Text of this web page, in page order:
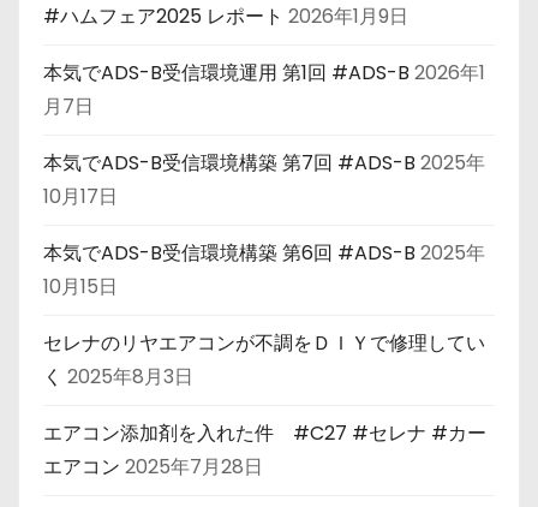
#ハムフェア2025 レポート 2026年1月9日
本気でADS-B受信環境運用 第1回 #ADS-B 2026年1
月7日
本気でADS-B受信環境構築 第7回 #ADS-B 2025年
10月17日
本気でADS-B受信環境構築 第6回 #ADS-B 2025年
10月15日
セレナのリヤエアコンが不調をＤＩＹで修理してい
く 2025年8月3日
エアコン添加剤を入れた件 #C27 #セレナ #カー
エアコン 2025年7月28日